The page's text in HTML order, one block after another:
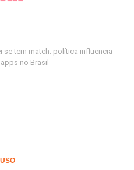
se tem match: política influencia
no Brasil